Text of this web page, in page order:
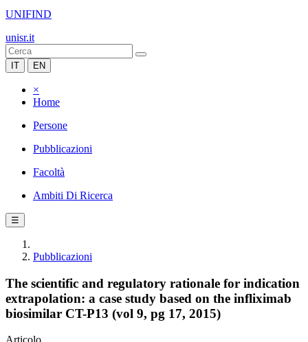
UNIFIND
unisr.it
IT EN
×
Home
Persone
Pubblicazioni
Facoltà
Ambiti Di Ricerca
☰
Pubblicazioni
The scientific and regulatory rationale for indication
extrapolation: a case study based on the infliximab
biosimilar CT-P13 (vol 9, pg 17, 2015)